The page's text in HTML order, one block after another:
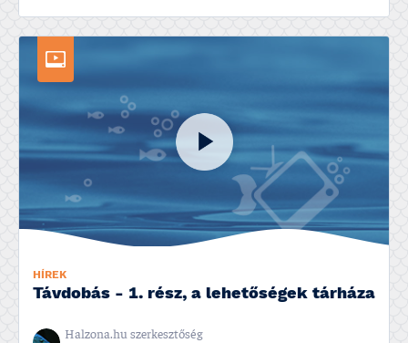
HÍREK
Távdobás - 1. rész, a lehetőségek tárháza
Halzona.hu szerkesztőség